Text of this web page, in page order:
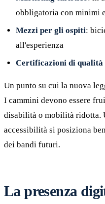
obbligatoria con minimi
Mezzi per gli ospiti:
all'esperienza
Certificazioni di qualità
Un punto su cui la nuova
I cammini devono essere
disabilità o mobilità ridotta.
accessibilità si posiziona
dei bandi futuri.
La presenza